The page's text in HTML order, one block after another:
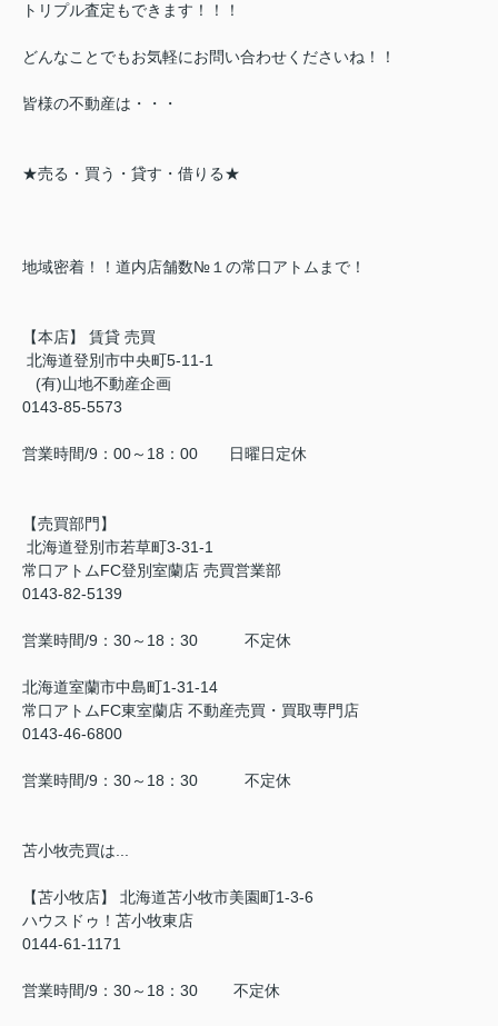
トリプル査定もできます！！！
どんなことでもお気軽にお問い合わせくださいね！！
皆様の不動産は・・・
★売る・買う・貸す・借りる★
地域密着！！道内店舗数№１の常口アトムまで！
【本店】 賃貸 売買
北海道登別市中央町5-11-1
(有)山地不動産企画
0143-85-5573
営業時間/9：00～18：00 日曜日定休
【売買部門】
北海道登別市若草町3-31-1
常口アトムFC登別室蘭店 売買営業部
0143-82-5139
営業時間/9：30～18：30 不定休
北海道室蘭市中島町1-31-14
常口アトムFC東室蘭店 不動産売買・買取専門店
0143-46-6800
営業時間/9：30～18：30 不定休
苫小牧売買は...
【苫小牧店】 北海道苫小牧市美園町1-3-6
ハウスドゥ！苫小牧東店
0144-61-1171
営業時間/9：30～18：30 不定休